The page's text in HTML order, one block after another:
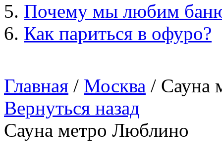
Почему мы любим
Как париться в офуро?
Главная / Москва /
Вернуться назад
Сауна метро Люблино